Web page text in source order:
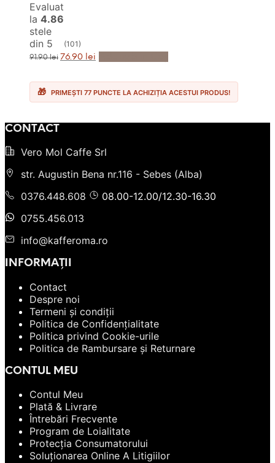
Evaluat
la 4.86
stele
din 5
(101)
91.90lei Prețul
inițial
fost:
91.90 lei.
76.90 lei Prețul
curent
76.90 lei.
PRIMEȘTI 77 PUNCTE LA ACHIZIȚIA ACESTUI PRODUS!
CONTACT
Vero Mol Caffe Srl
str. Augustin Bena nr.116 - Sebes (Alba)
0376.448.608
08.00-12.00/12.30-16.30
0755.456.013
info@kafferoma.ro
INFORMAȚII
Contact
Despre noi
Termeni și condiții
Politica de Confidențialitate
Politica privind Cookie-urile
Politica de Rambursare și Returnare
CONTUL MEU
Contul Meu
Plată & Livrare
Întrebări Frecvente
Program de Loialitate
Protecția Consumatorului
Soluționarea Online A Litigiilor